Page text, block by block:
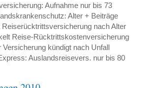
Aufnahme nur bis 73
Alter + Beiträge
Reiserücktrittsversicherung nach Alter
Reise-Rücktrittskostenversicherung
Versicherung kündigt nach Unfall
Auslandsreisevers. nur bis 80